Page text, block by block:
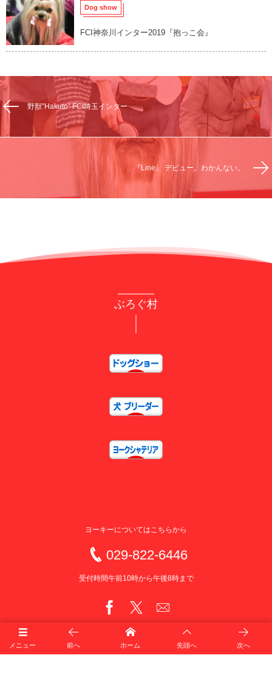
Dog show
FCI神奈川インター2019『抱っこ会』
野獣”Hakuto” FCI埼玉インター
『Line』 デビュー。わかんない。
メニュー 前へ ホーム 先頭へ 次へ
ぶろぐ村
ヨーキーについてはこちらから
029-822-6446
受付時間午前10時から午後8時まで